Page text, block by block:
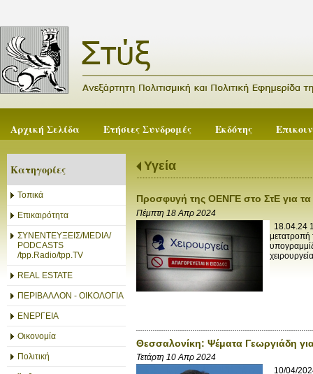
Αρχική Σελίδα Ετήσιες Συνδρομές Εκδότης
Κατηγορίες
Τοπικά
Επικαιρότητα
ΣΥΝΕΝΤΕΥΞΕΙΣ/MEDIA/
PODCASTS
/tpp.Radio/tpp.TV
REAL ESTATE
ΠΕΡΙΒΑΛΛΟΝ - ΟΙΚΟΛΟΓΙΑ
ΕΝΕΡΓΕΙΑ
Οικονομία
Πολιτική
Υγεία
Προσφυγή της ΟΕΝΓΕ στο ΣτΕ για τα
Πέμπτη 18 Απρ 2024
18.04.24
μετατροπή
Θεσσαλονίκη: Ψέματα Γεωργιάδη
Τετάρτη 10 Απρ 2024
10/04/